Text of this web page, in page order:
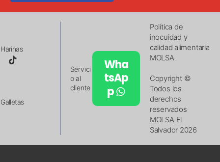
Servici
o al
cliente
Wha
tsAp
p
Política de
inocuidad y
calidad alimentaria
MOLSA
Copyright ©
Todos los
derechos
reservados
MOLSA El
Salvador 2026